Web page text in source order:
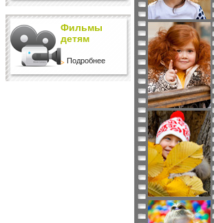
Фильмы
детям
Подробнее